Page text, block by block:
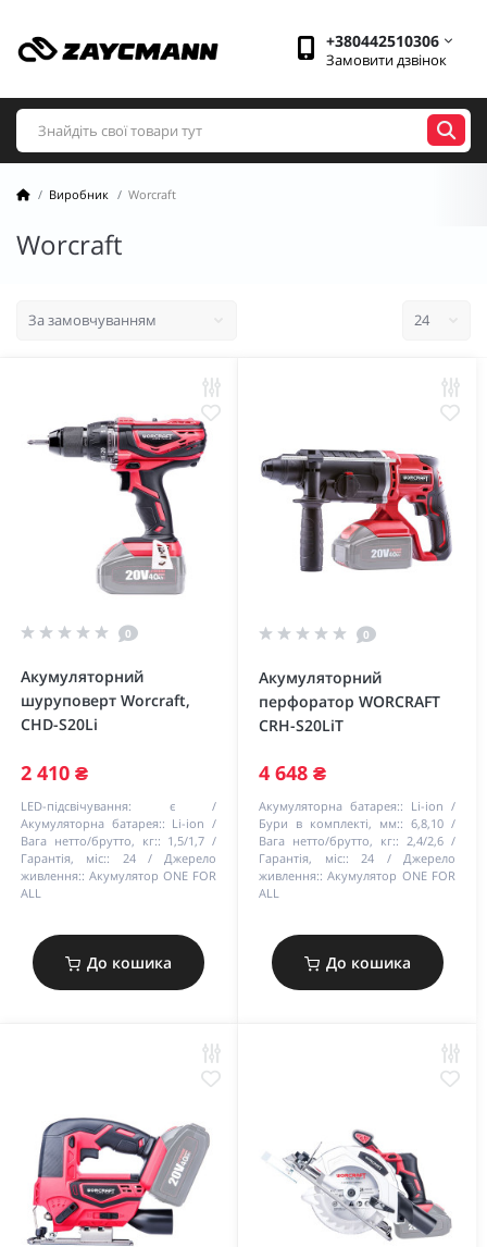
+380442510306
Замовити дзвінок
Виробник Worcraft
Worcraft
0
Акумуляторний
шуруповерт Worcraft,
CHD-S20Li
2 410 ₴
LED-підсвічування:
є
Акумуляторна батарея:: Li-ion
Вага нетто/брутто, кг:: 1,5/1,7
Гарантія, міс::
24
Джерело
живлення:: Акумулятор ONE FOR
ALL
До кошика
0
Акумуляторний
перфоратор WORCRAFT
CRH-S20LiT
4 648 ₴
Акумуляторна батарея:: Li-ion
Бури в комплекті, мм:: 6,8,10
Вага нетто/брутто, кг:: 2,4/2,6
Гарантія, міс::
24
Джерело
живлення:: Акумулятор ONE FOR
ALL
До кошика